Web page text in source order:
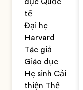
dục Quốc
tế
Đại học
Harvard
Tác giả
Giáo dục
Học sinh Cải
thiện Thế